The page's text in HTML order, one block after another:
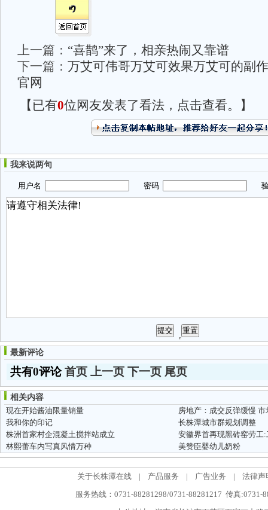
上一篇： “喜鹊”来了，相亲热闹又靠谱
下一篇： 万艾可伟哥万艾可效果万艾可的副
官网
【已有0位网友发表了看法，点击查看。】
我来说两句
用户名 密码 验
最新评论
共有0评论首页 上一页 下一页 尾页
相关内容
现在开始酱油限量销量
房地产：成交反弹缓慢
我和你的印记
长株潭城市群规划调整
株洲首家村企混凝土搅拌站成立
安徽界首再现黑砖窑劳工
林熙蕾车内写真风情万种
美赞臣婴幼儿奶粉
关于长株潭在线 | 产品服务 | 广告业务 |
法律声
服务热线：0731-88281298/0731-88281217 传真:0731-